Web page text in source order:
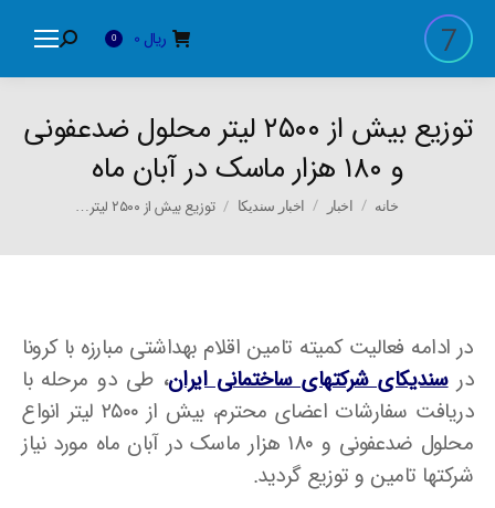
ریال 0
Search:
توزیع بیش از ۲۵۰۰ لیتر محلول ضدعفونی
و ۱۸۰ هزار ماسک در آبان ماه
You are here:
خانه اخبار اخبار سندیکا توزیع بیش از ۲۵۰۰ لیتر…
در ادامه فعالیت کمیته تامین اقلام بهداشتی مبارزه با کرونا
درسندیکای شرکتهای ساختمانی ایران، طی دو مرحله با
دریافت سفارشات اعضای محترم، بیش از ۲۵۰۰ لیتر انواع
محلول ضدعفونی و ۱۸۰ هزار ماسک در آبان ماه مورد نیاز
شرکتها تامین و توزیع گردید.